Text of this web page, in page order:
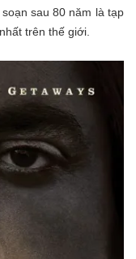
sau 80 năm là tạp
trên thế giới.